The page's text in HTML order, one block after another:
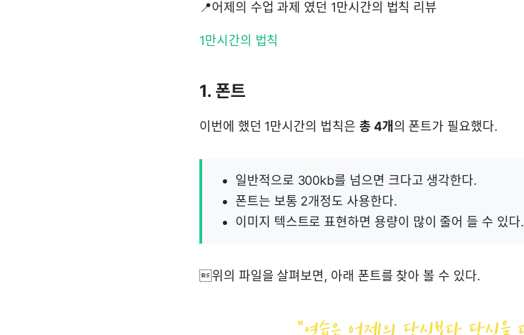
📍어제의 수업 과제 였던 1만시간의 법칙 리뷰
1만시간의 법칙
1. 폰트
이번에 했던 1만시간의 법칙은 총 4개 의 폰트가 필요했다.
일반적으로 300kb를 넘으면 크다고 생각한다.
폰트는 보통 2개정도 사용한다.
이미지 텍스트로 표현하면 용량이 많이 줄어 들 수 있다.
위의 파일을 살펴보면, 아래 폰트를 찾아 볼 수 있다.